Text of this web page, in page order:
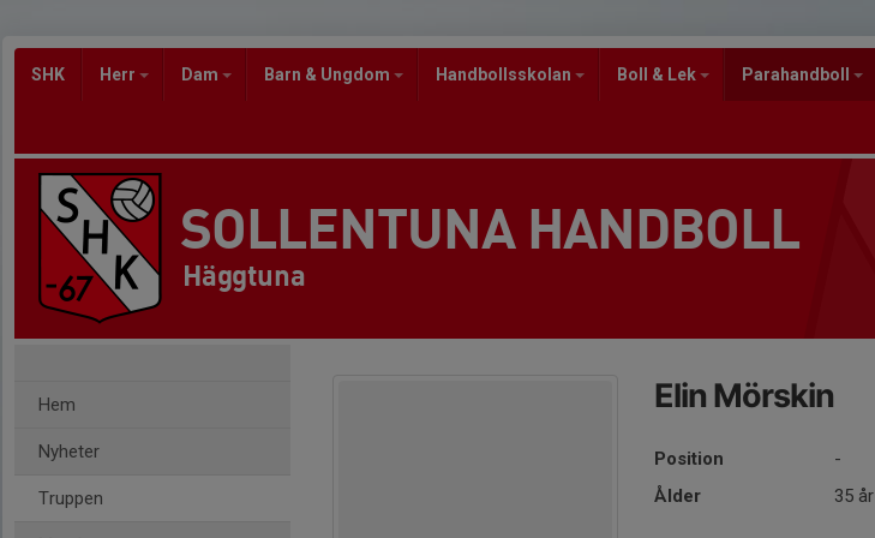
SHK Herr Dam Barn & Ungdom Handbollsskolan Boll & Lek Parahandboll
SOLLENTUNA HANDBOLL
Häggtuna
Hem
Nyheter
Truppen
Elin Mörskin
Position
-
Ålder
35 år